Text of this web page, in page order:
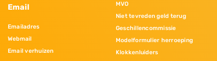
Email
Emailadres
Webmail
Email verhuizen
MVO
Niet tevreden geld terug
Geschillencommissie
Modelformulier herroeping
Klokkenluiders